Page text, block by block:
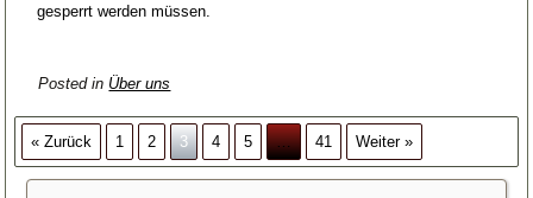
gesperrt werden müssen.
Posted in Über uns
« Zurück 1 2 3 4 5 … 41 Weiter »